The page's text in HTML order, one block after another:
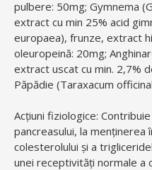
pulbere: 50mg; Gymnema
extract cu min 25% acid
europaea), frunze, extract
oleuropeină: 20mg;
extract uscat cu min. 2,7%
Păpădie (Taraxacum
Acțiuni fiziologice:
pancreasului, la menținerea
colesterolului și a
unei receptivități normale a